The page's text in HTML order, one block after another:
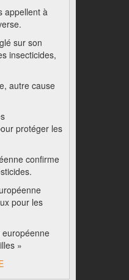
appellent à
sur son
insecticides,
autre cause
protéger les
confirme
pour les
européenne
»